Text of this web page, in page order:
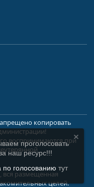
копировать
воспринимаются при
вся размещенная
целей.
проголосовать
наш ресурс!!!
по голосованию тут